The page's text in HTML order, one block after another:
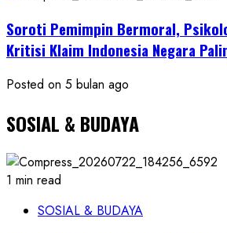
Soroti Pemimpin Bermoral,
Kritisi Klaim Indonesia Negara
Posted on 5 bulan ago
SOSIAL & BUDAYA
1 min read
SOSIAL & BUDAYA